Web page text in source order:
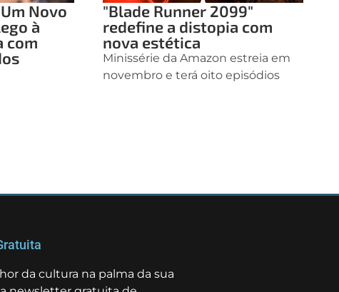
Novo
à
com
"Blade Runner 2099"
redefine a distopia com
nova estética
Minissérie da Amazon estreia em
novembro e terá oito episódios
da cultura na palma da sua